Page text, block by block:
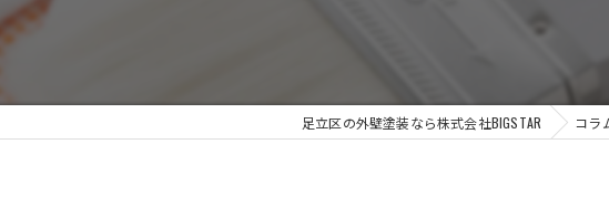
足立区の外壁塗装なら株式会社BIGSTAR コラ